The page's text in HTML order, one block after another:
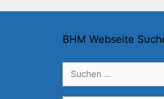
BHM Webseite
nach: